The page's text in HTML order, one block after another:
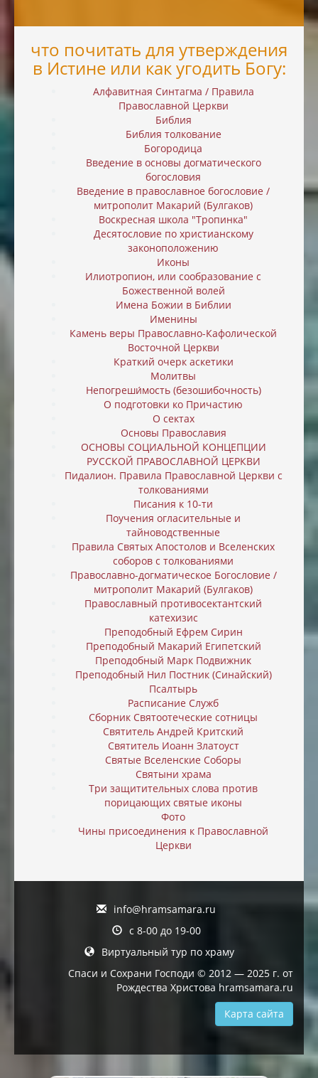
что почитать для утверждения
в Истине или как угодить Богу:
Алфавитная Синтагма / Правила
Православной Церкви
Библия
Библия толкование
Богородица
Введение в основы догматического
богословия
Введение в православное богословие /
митрополит Макарий (Булгаков)
Воскресная школа "Тропинка"
Десятословие по христианскому
законоположению
Иконы
Илиотропион, или cообразование с
Божественной волей
Имена Божии в Библии
Именины
Камень веры Православно-Кафолической
Восточной Церкви
Краткий очерк аскетики
Молитвы
Непогреши́мость (безошибочность)
О подготовки ко Причастию
О сектах
Основы Православия
ОСНОВЫ СОЦИАЛЬНОЙ КОНЦЕПЦИИ
РУССКОЙ ПРАВОСЛАВНОЙ ЦЕРКВИ
Пидалион. Правила Православной Церкви с
толкованиями
Писания к 10-ти
Поучения огласительные и
тайноводственные
Правила Святых Апостолов и Вселенских
соборов с толкованиями
Православно-догматическое Богословие /
митрополит Макарий (Булгаков)
Православный противосектантский
катехизис
Преподобный Ефрем Сирин
Преподобный Макарий Египетский
Преподобный Марк Подвижник
Преподобный Нил Постник (Синайский)
Псалтырь
Расписание Служб
Сборник Святоотеческие сотницы
Святитель Андрей Критский
Святитель Иоанн Златоуст
Святые Вселенские Соборы
Святыни храма
Три защитительных слова против
порицающих святые иконы
Фото
Чины присоединения к Православной
Церкви
info@hramsamara.ru
с 8-00 до 19-00
Виртуальный тур по храму
Спаси и Сохрани Господи © 2012 — 2025 г. от
Рождества Христова hramsamara.ru
Карта сайта